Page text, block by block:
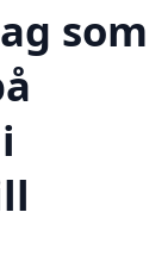
som